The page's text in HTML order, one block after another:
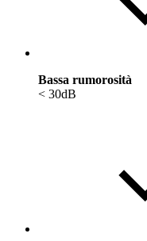
Bassa rumorosità
< 30dB